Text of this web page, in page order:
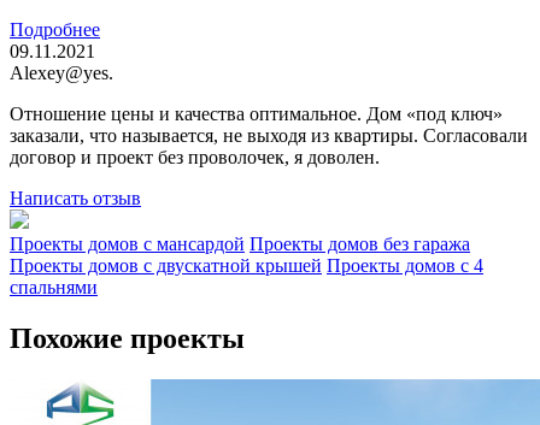
Подробнее
09.11.2021
Alexey@yes.
Отношение цены и качества оптимальное. Дом «под ключ»
заказали, что называется, не выходя из квартиры. Согласовали
договор и проект без проволочек, я доволен.
Написать отзыв
Проекты домов с мансардой Проекты домов без гаража
Проекты домов с двускатной крышей Проекты домов с 4
спальнями
Похожие проекты